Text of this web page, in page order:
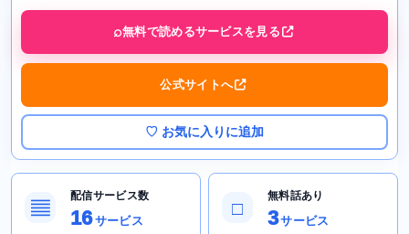
無料で読めるサービスを見る
公式サイトへ
♡ お気に入りに追加
▤
配信サービス数
16サービス
□
無料話あり
3サービス